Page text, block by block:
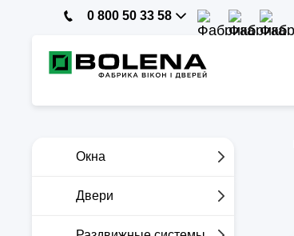
0 800 50 33 58
Окна
Двери